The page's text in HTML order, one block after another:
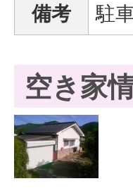
備考
駐
空き家